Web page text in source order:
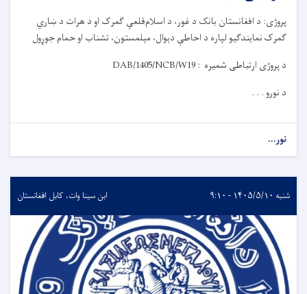
پروژی: د افغانستان بانک د غور، د اسلام‌قلعې ګمرک او د هرات د ښاري
ګمرکنمایندګیولپاره د احاطې دېوال، مېلمستون، تشناب او حمام جوړول
د پروژی ارتباطی شمیره : DAB/1405/NCB/W19
د نورو . . .
نور...
شنبه ۱۴۰۵/۵/۱۰ - ۹:۱۰ ابن سینا وات، کابل افغانستان